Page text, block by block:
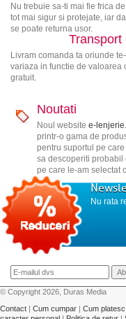
Nu trebuie sa-ti mai fie frica
tot mai sigur si protejate, iar
se poate returna usor.
Transport
Livram comanda ta oriunde
variaza in functie de valoarea
gratuit.
Noutati
Noul website e-
printr-o gama de
pentru suportul pe
sa descoperiti probabil
pe care le-am selectat
Nu rata
© Copyright 2026, Duras Media
Contact
Cum cumpar Cum platesc